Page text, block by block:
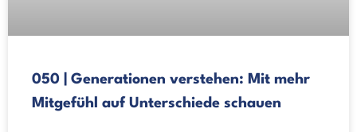
050 | Generationen verstehen: Mit mehr
Mitgefühl auf Unterschiede schauen